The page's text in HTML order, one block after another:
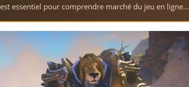
est essentiel pour comprendre marché du jeu en ligne…